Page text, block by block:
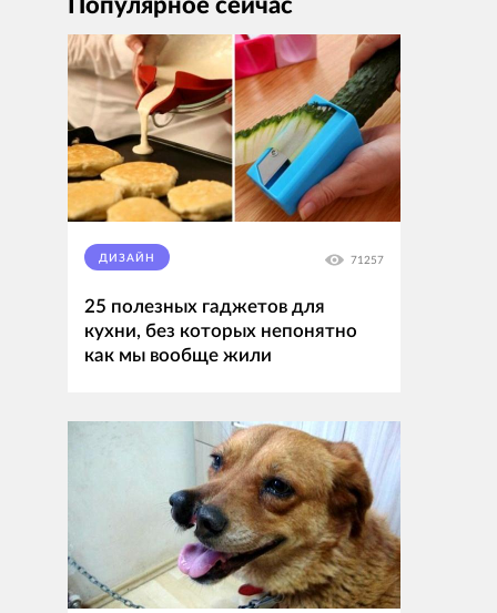
Популярное сейчас
ДИЗАЙН 71257
25 полезных гаджетов для
кухни, без которых непонятно
как мы вообще жили